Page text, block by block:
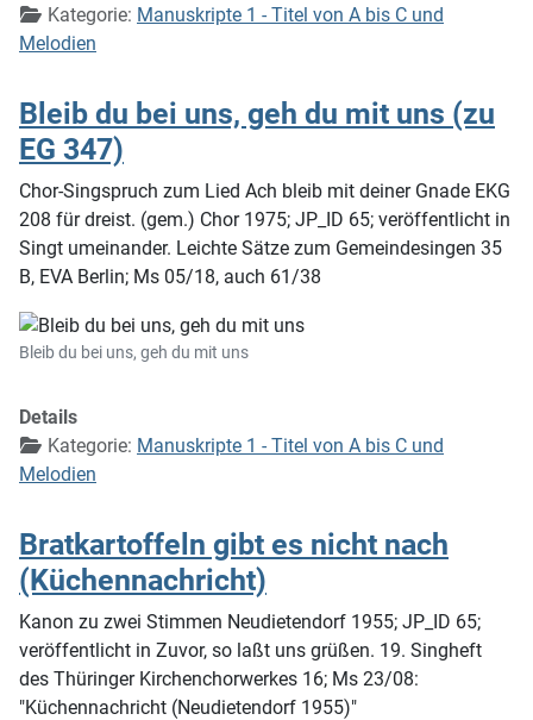
Kategorie: Manuskripte 1 - Titel von A bis C und
Melodien
Bleib du bei uns, geh du mit uns (zu
EG 347)
Chor-Singspruch zum Lied Ach bleib mit deiner Gnade EKG
208 für dreist. (gem.) Chor 1975; JP_ID 65; veröffentlicht in
Singt umeinander. Leichte Sätze zum Gemeindesingen 35
B, EVA Berlin; Ms 05/18, auch 61/38
Bleib du bei uns, geh du mit uns
Details
Kategorie: Manuskripte 1 - Titel von A bis C und
Melodien
Bratkartoffeln gibt es nicht nach
(Küchennachricht)
Kanon zu zwei Stimmen Neudietendorf 1955; JP_ID 65;
veröffentlicht in Zuvor, so laßt uns grüßen. 19. Singheft
des Thüringer Kirchenchorwerkes 16; Ms 23/08:
"Küchennachricht (Neudietendorf 1955)"